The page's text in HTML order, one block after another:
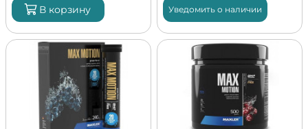
В корзину Уведомить о наличии